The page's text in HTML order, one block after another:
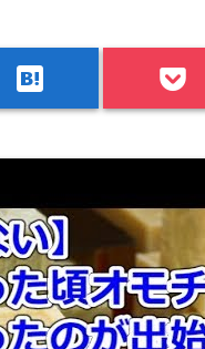
hatenabookmark